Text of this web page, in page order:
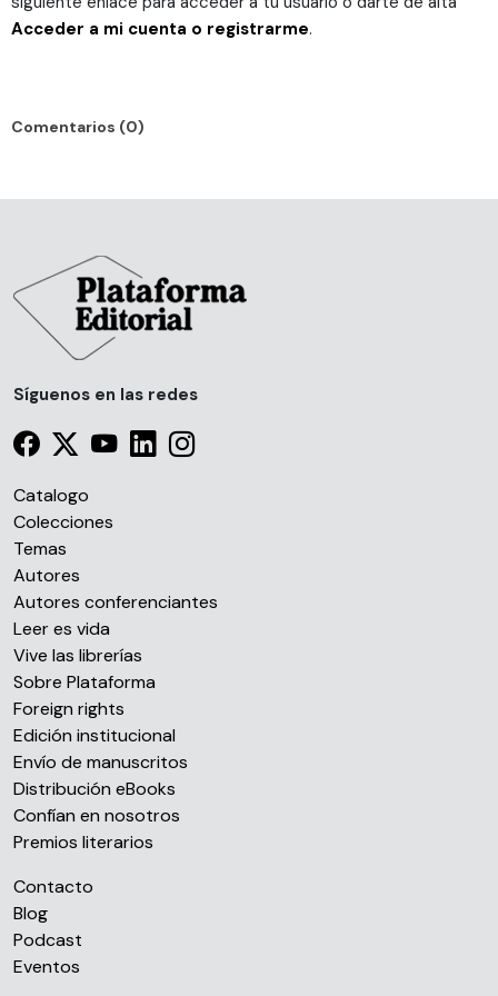
Acceder a mi cuenta o registrarme.
Comentarios (0)
Síguenos en las redes
Catalogo
Colecciones
Temas
Autores
Autores conferenciantes
Leer es vida
Vive las librerías
Sobre Plataforma
Foreign rights
Edición institucional
Envío de manuscritos
Distribución eBooks
Confían en nosotros
Premios literarios
Contacto
Blog
Podcast
Eventos